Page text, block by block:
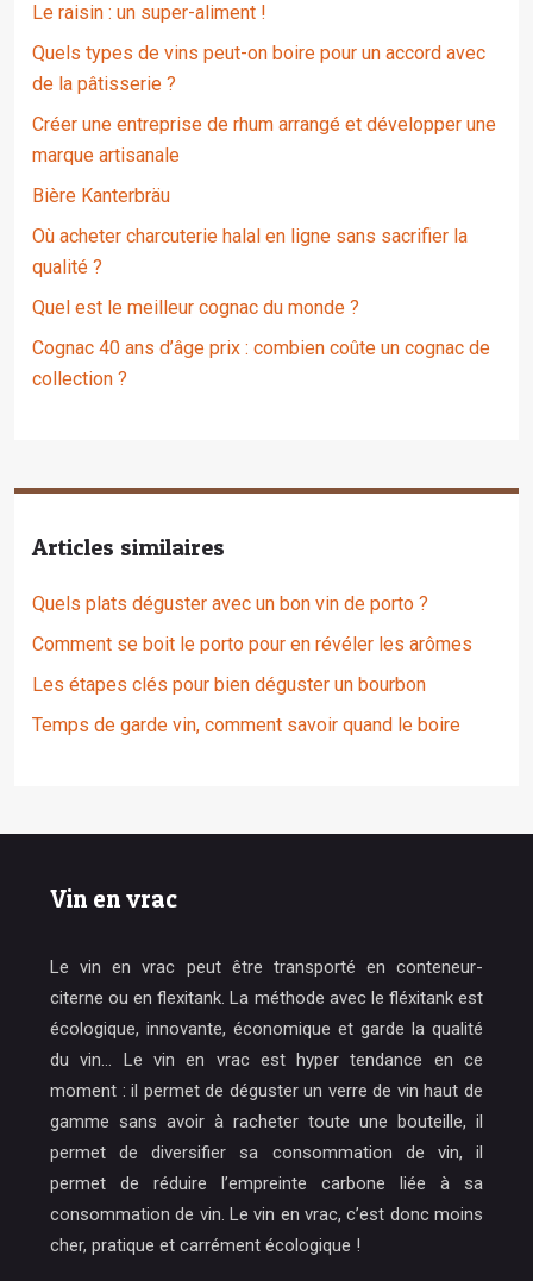
Le raisin : un super-aliment !
Quels types de vins peut-on boire pour un accord avec
de la pâtisserie ?
Créer une entreprise de rhum arrangé et développer une
marque artisanale
Bière Kanterbräu
Où acheter charcuterie halal en ligne sans sacrifier la
qualité ?
Quel est le meilleur cognac du monde ?
Cognac 40 ans d’âge prix : combien coûte un cognac de
collection ?
Articles similaires
Quels plats déguster avec un bon vin de porto ?
Comment se boit le porto pour en révéler les arômes
Les étapes clés pour bien déguster un bourbon
Temps de garde vin, comment savoir quand le boire
Vin en vrac
Le vin en vrac peut être transporté en conteneur-
citerne ou en flexitank. La méthode avec le fléxitank est
écologique, innovante, économique et garde la qualité
du vin… Le vin en vrac est hyper tendance en ce
moment : il permet de déguster un verre de vin haut de
gamme sans avoir à racheter toute une bouteille, il
permet de diversifier sa consommation de vin, il
permet de réduire l’empreinte carbone liée à sa
consommation de vin. Le vin en vrac, c’est donc moins
cher, pratique et carrément écologique !